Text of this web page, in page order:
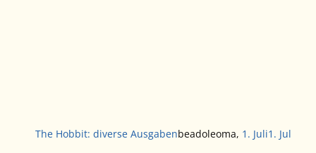
The Hobbit: diverse Ausgabenbeadoleoma, 1. Juli1. Jul